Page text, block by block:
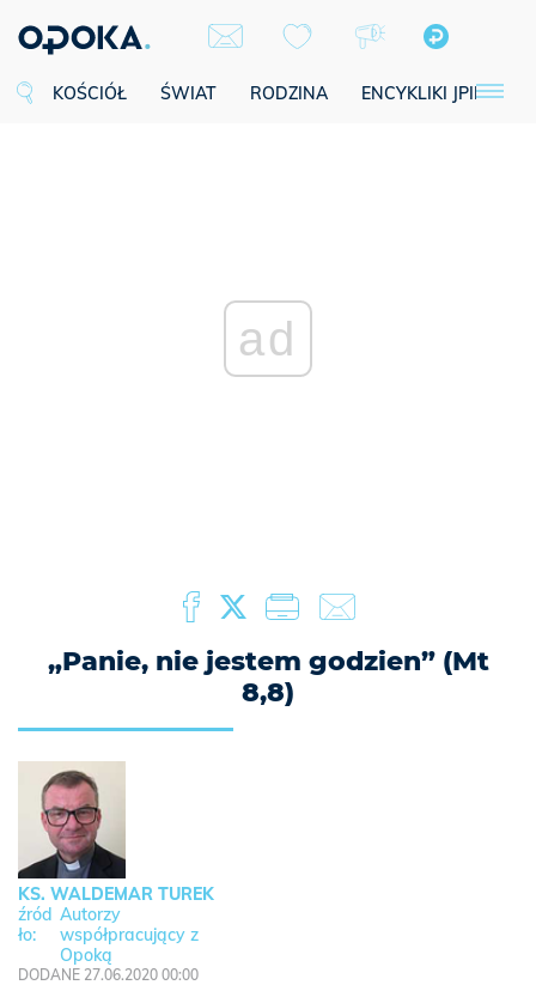
KOŚCIÓŁ ŚWIAT RODZINA ENCYKLIKI JPII
ad
„Panie, nie jestem godzien” (Mt
8,8)
KS. WALDEMAR TUREK
Autorzy
współpracujący z
Opoką
DODANE 27.06.2020 00:00